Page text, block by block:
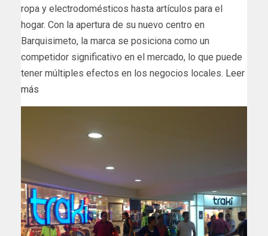
ropa y electrodomésticos hasta artículos para el
hogar. Con la apertura de su nuevo centro en
Barquisimeto, la marca se posiciona como un
competidor significativo en el mercado, lo que puede
tener múltiples efectos en los negocios locales. Leer
más